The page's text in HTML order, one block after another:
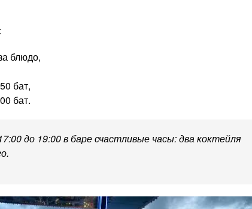
блюдо,
бат,
бат.
до 19:00 в баре счастливые часы: два коктейля